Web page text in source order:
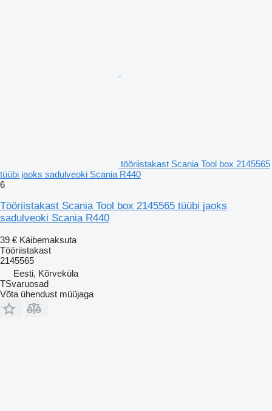
tööriistakast Scania Tool box 2145565
tüübi jaoks sadulveoki Scania R440
6
Tööriistakast Scania Tool box 2145565 tüübi jaoks
sadulveoki Scania R440
39 € Käibemaksuta
Tööriistakast
2145565
Eesti, Kõrveküla
TSvaruosad
Võta ühendust müüjaga